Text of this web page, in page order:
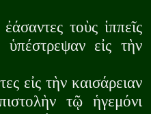
τοὺς ἱππεῖς
εἰς τὴν
εἰς τὴν καισάρειαν
τῷ ἡγεμόνι